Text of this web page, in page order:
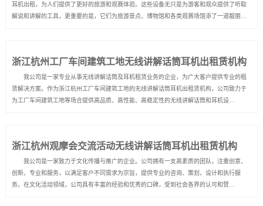
耳机出租，为人们提供了更好的旅游和观赛体验。这些设备无只是为游客和观众提供了听取
解说和讲解的工具，更重要的是，它们为旅游景点、博物馆和各类观赛场馆添了一道靓丽的
浙江杭州工厂车间建筑工地无线讲解话筒耳机出租赁机构
我公司是一家专业从事无线讲解话筒及耳机租赁业务的企业，为广大客户提供专业的租
赁解决方案。作为浙江杭州工厂车间建筑工地的无线讲解话筒耳机出租赁机构，公司致力于
为工厂车间建筑工地等场合提供高品质、高性能、高稳定性的无线讲解话筒和耳机设
浙江杭州观摩会交流活动无线讲解话筒耳机出租赁机构
我公司是一家致力于文化传播与推广的企业。公司拥有一支高素质的团队，注重创意、
创新、专业和服务，以满足客户不同需求为宗旨，提供专业的咨询、策划、设计和执行服
务。在文化活动领域，公司具有丰富的经验和优秀的口碑，受到社会各界的认可和赞